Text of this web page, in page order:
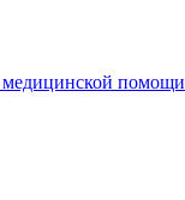
помощи